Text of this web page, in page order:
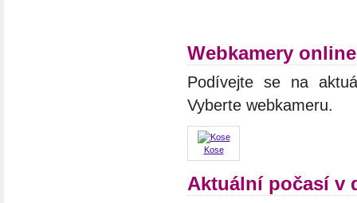
Webkamery
Podívejte se na
Vyberte webkameru.
Kose
Aktuální počasí v